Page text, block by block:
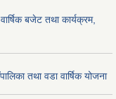
बजेट तथा कार्यक्रम,
तथा वडा वार्षिक योजना